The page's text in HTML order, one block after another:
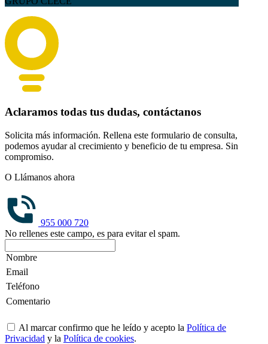
Aclaramos todas tus dudas, contáctanos
Solicita más información. Rellena este formulario de consulta,
podemos ayudar al crecimiento y beneficio de tu empresa. Sin
compromiso.
O Llámanos ahora
955 000 720
No rellenes este campo, es para evitar el spam.
Al marcar confirmo que he leído y acepto la Política de
Privacidad y la Política de cookies.